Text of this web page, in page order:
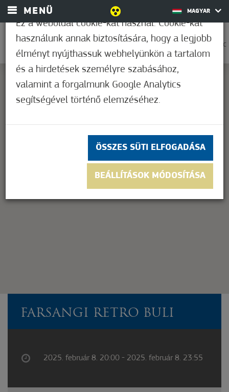
MENÜ MAGYAR
0
23,9°C
This page can't load Google Maps correctly.
Do you own this website? OK
FARSANGI RETRO BULI
2025. február 8. 20:00 - 2025. február 8. 23:55
Ez a weboldal cookie-kat használ. Cookie-kat
használunk annak biztosítására, hogy a legjobb
élményt nyújthassuk webhelyünkön a tartalom
és a hirdetések személyre szabásához,
valamint a forgalmunk Google Analytics
segítségével történő elemzéséhez.
ÖSSZES SÜTI ELFOGADÁSA
BEÁLLÍTÁSOK MÓDOSÍTÁSA